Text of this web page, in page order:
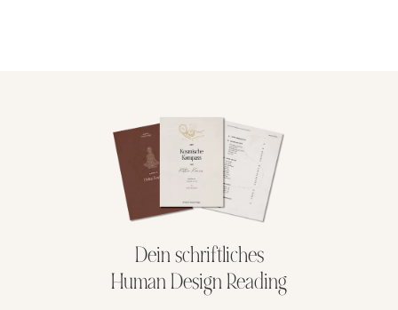
Dein schriftliches
Human Design Reading